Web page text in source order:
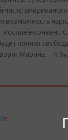
чисто
возможность
конвент.
полная
Марина. – А
e